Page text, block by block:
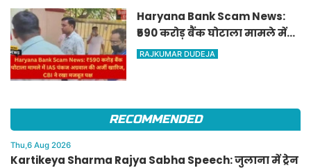
Haryana Bank Scam News:
₹590 करोड़ बैंक घोटाला मामले में
IAS पंकज अग्रवाल की अर्जी
RAJKUMAR DUDEJA
RECOMMENDED
Thu,6 Aug 2026
Kartikeya Sharma Rajya Sabha Speech: जुलाना में ट्रेन